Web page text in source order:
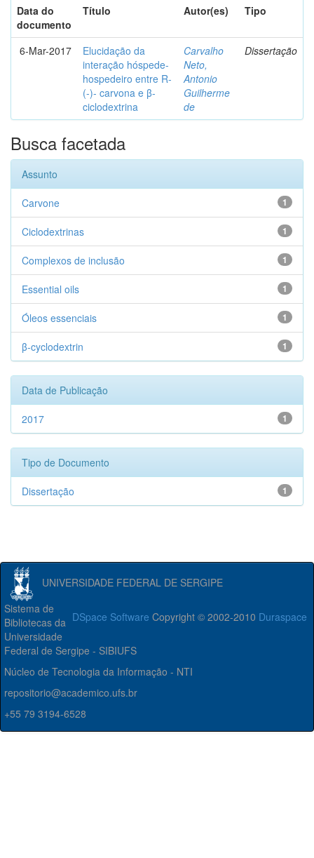
Data do
documento
Título Autor(es) Tipo
6-Mar-2017
Elucidação da
interação hóspede-
hospedeiro entre R-
(-)- carvona e β-
ciclodextrina
Carvalho
Neto,
Antonio
Guilherme
de
Dissertação
Busca facetada
Assunto
1
Carvone
1
Ciclodextrinas
1
Complexos de inclusão
1
Essential oils
1
Óleos essenciais
1
β-cyclodextrin
Data de Publicação
1
2017
Tipo de Documento
1
Dissertação
UNIVERSIDADE FEDERAL DE SERGIPE
DSpace Software Copyright © 2002-2010 Duraspace
Sistema de
Bibliotecas da
Universidade
Federal de Sergipe - SIBIUFS
Núcleo de Tecnologia da Informação - NTI
repositorio@academico.ufs.br
+55 79 3194-6528